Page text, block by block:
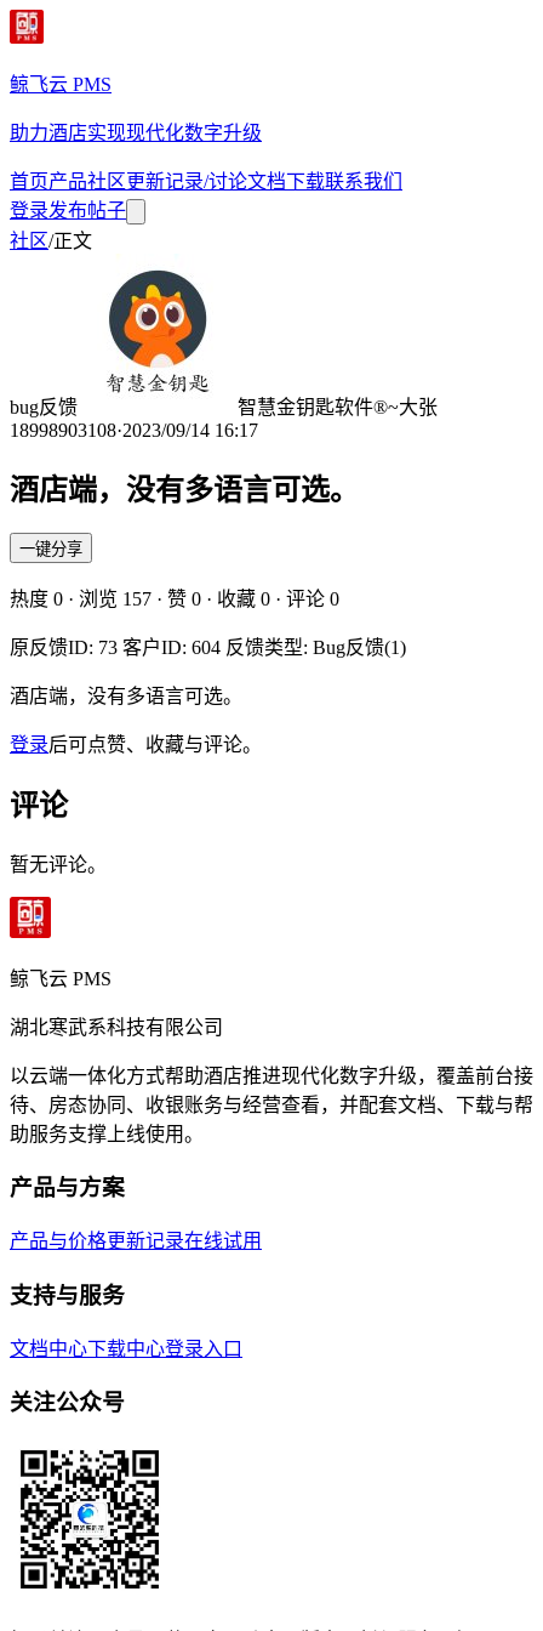
鲸飞云 PMS
助力酒店实现现代化数字升级
首页产品社区更新记录/讨论文档下载联系我们
登录发布帖子
社区/正文
bug反馈
智慧金钥匙软件®~大张
18998903108·2023/09/14 16:17
酒店端，没有多语言可选。
一键分享
热度 0 · 浏览 157 · 赞 0 · 收藏 0 · 评论 0
原反馈ID: 73 客户ID: 604 反馈类型: Bug反馈(1)
酒店端，没有多语言可选。
登录后可点赞、收藏与评论。
评论
暂无评论。
鲸飞云 PMS
湖北寒武系科技有限公司
以云端一体化方式帮助酒店推进现代化数字升级，覆盖前台接
待、房态协同、收银账务与经营查看，并配套文档、下载与帮
助服务支撑上线使用。
产品与方案
产品与价格更新记录在线试用
支持与服务
文档中心下载中心登录入口
关注公众号